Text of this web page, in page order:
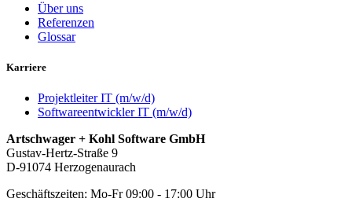
Über uns
Referenzen
Glossar
Karriere
Projektleiter IT (m/w/d)
Softwareentwickler IT (m/w/d)
Artschwager + Kohl Software GmbH
Gustav-Hertz-Straße 9
D-91074 Herzogenaurach
Geschäftszeiten: Mo-Fr 09:00 - 17:00 Uhr